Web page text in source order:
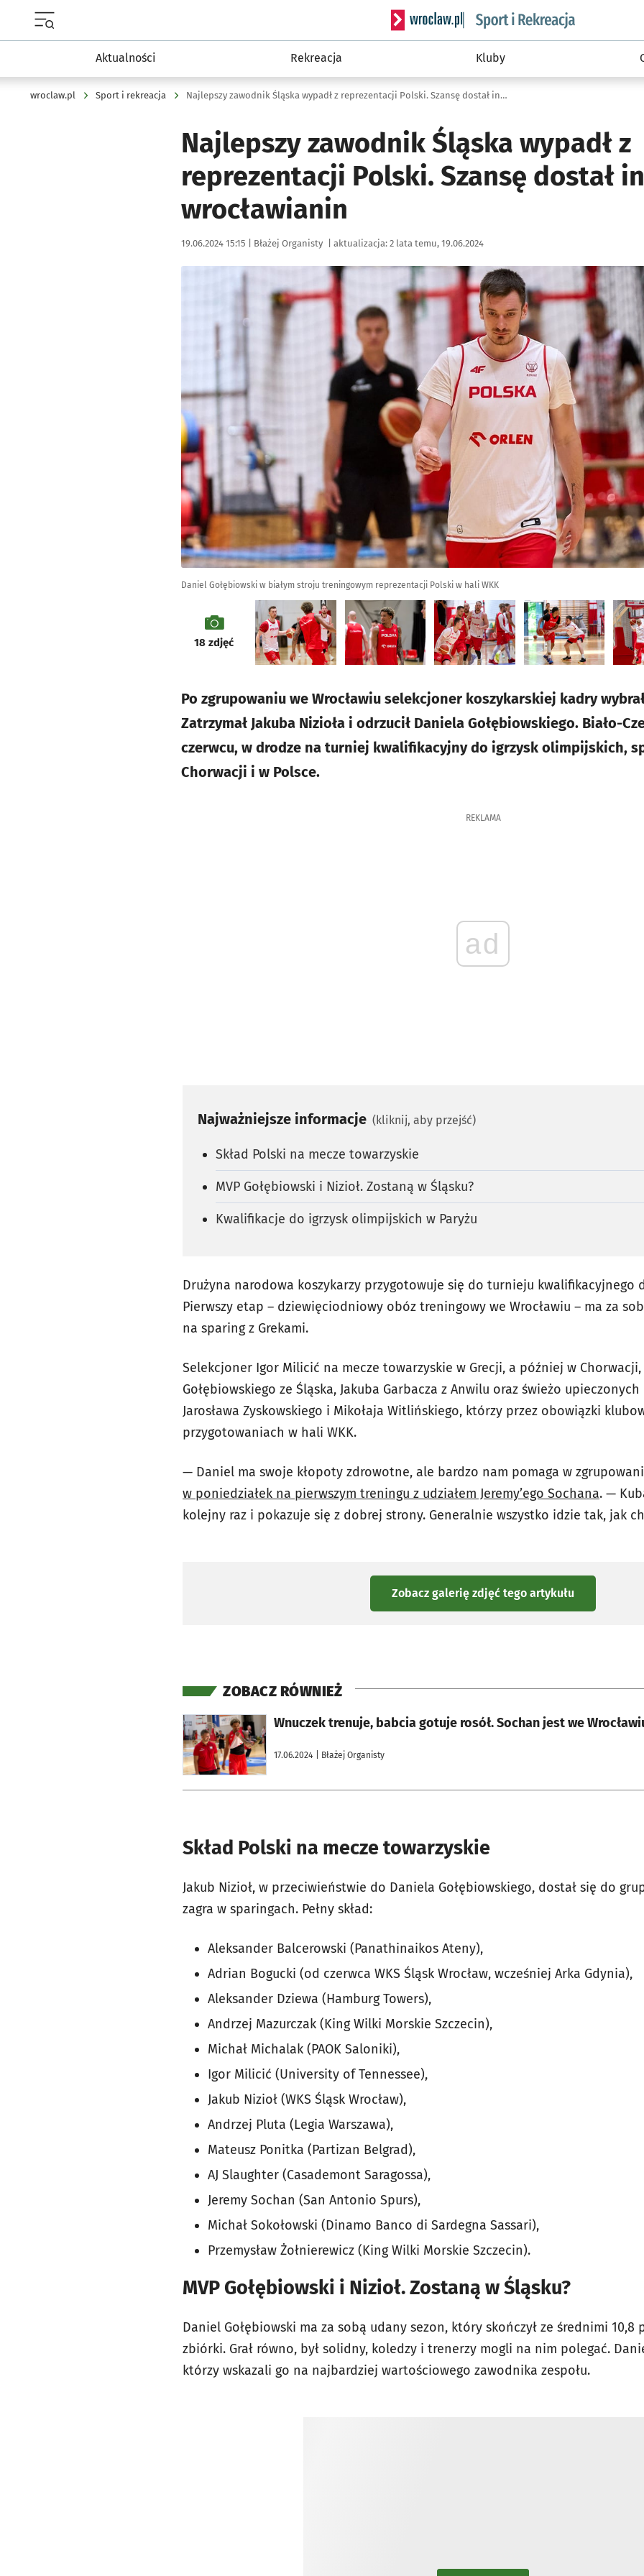
Serwis informacyjny wroclaw.pl podserwis: Sport
Aktualności Rekreacja Kluby
wroclaw.pl Sport i rekreacja Najlepszy zawodnik Śląska wypadł z reprezentacji Polski. Szansę dostał inny wrocławianin
Najlepszy zawodnik Śląska wypadł z
reprezentacji Polski. Szansę dostał
wrocławianin
Data publikacji:
19.06.2024 15:15 | Autor:
Błażej Organisty aktualizacja: 2 lata temu, 19.06.2024
Kliknij, aby zobaczyć galerię
Daniel Gołębiowski w białym stroju treningowym reprezentacji Polski w hali WKK
galeria
18 zdjęć
Po zgrupowaniu we Wrocławiu selekcjoner koszykarskiej kadry
Zatrzymał Jakuba Nizioła i odrzucił Daniela Gołębiowskiego. Biało-
czerwcu, w drodze na turniej kwalifikacyjny do igrzysk olimpijskich,
Chorwacji i w Polsce.
REKLAMA
ad
Najważniejsze informacje (kliknij, aby przejść)
Skład Polski na mecze towarzyskie
MVP Gołębiowski i Nizioł. Zostaną w Śląsku?
Kwalifikacje do igrzysk olimpijskich w Paryżu
Drużyna narodowa koszykarzy przygotowuje się do turnieju kwalifikacyjnego
Pierwszy etap – dziewięciodniowy obóz treningowy we Wrocławiu – ma za
na sparing z Grekami.
Selekcjoner Igor Milicić na mecze towarzyskie w Grecji, a później w
Gołębiowskiego ze Śląska, Jakuba Garbacza z Anwilu oraz świeżo
Jarosława Zyskowskiego i Mikołaja Witlińskiego, którzy przez obowiązki
przygotowaniach w hali WKK.
— Daniel ma swoje kłopoty zdrowotne, ale bardzo nam pomaga w
w poniedziałek na pierwszym treningu z udziałem Jeremy’ego Sochana. —
kolejny raz i pokazuje się z dobrej strony. Generalnie wszystko idzie tak, jak
Zobacz galerię zdjęć tego artykułu
ZOBACZ RÓWNIEŻ
Wnuczek trenuje, babcia gotuje rosół. Sochan jest we
17.06.2024 | Błażej Organisty
otworzy się w nowej karcie
Skład Polski na mecze towarzyskie
Jakub Nizioł, w przeciwieństwie do Daniela Gołębiowskiego, dostał się do
zagra w sparingach. Pełny skład:
Aleksander Balcerowski (Panathinaikos Ateny),
Adrian Bogucki (od czerwca WKS Śląsk Wrocław, wcześniej Arka Gdynia),
Aleksander Dziewa (Hamburg Towers),
Andrzej Mazurczak (King Wilki Morskie Szczecin),
Michał Michalak (PAOK Saloniki),
Igor Milicić (University of Tennessee),
Jakub Nizioł (WKS Śląsk Wrocław),
Andrzej Pluta (Legia Warszawa),
Mateusz Ponitka (Partizan Belgrad),
AJ Slaughter (Casademont Saragossa),
Jeremy Sochan (San Antonio Spurs),
Michał Sokołowski (Dinamo Banco di Sardegna Sassari),
Przemysław Żołnierewicz (King Wilki Morskie Szczecin).
MVP Gołębiowski i Nizioł. Zostaną w Śląsku?
Daniel Gołębiowski ma za sobą udany sezon, który skończył ze średnimi 10,8
zbiórki. Grał równo, był solidny, koledzy i trenerzy mogli na nim polegać.
którzy wskazali go na najbardziej wartościowego zawodnika zespołu.